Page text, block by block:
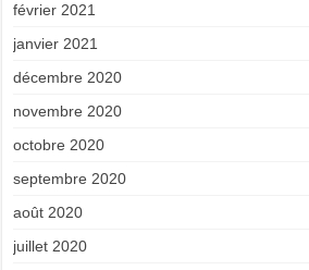
février 2021
janvier 2021
décembre 2020
novembre 2020
octobre 2020
septembre 2020
août 2020
juillet 2020